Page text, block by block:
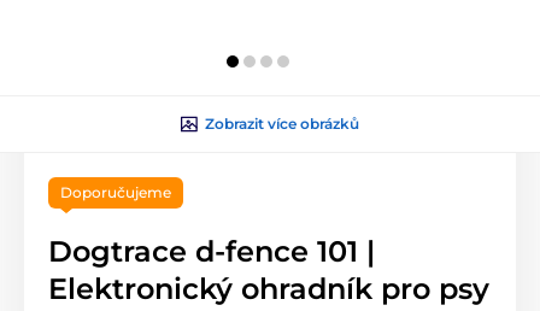
Zobrazit více obrázků
Doporučujeme
Dogtrace d‑fence 101 |
Elektronický ohradník pro psy